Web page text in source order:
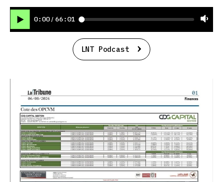
0:00 / 66:01
LNT Podcast